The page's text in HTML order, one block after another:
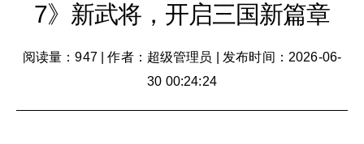
7》新武将，开启三国新篇章
阅读量：947|作者：超级管理员
发布时间：2026-06-
30 00:24:24